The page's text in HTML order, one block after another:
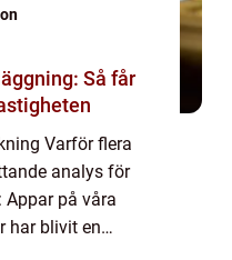
Så får
Varför flera
analys för
Appar på våra
har blivit en